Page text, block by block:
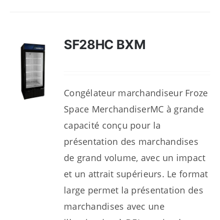
SF28HC BXM
Congélateur marchandiseur Froze
Space MerchandiserMC à grande
capacité conçu pour la
présentation des marchandises
de grand volume, avec un impact
et un attrait supérieurs. Le format
large permet la présentation des
marchandises avec une